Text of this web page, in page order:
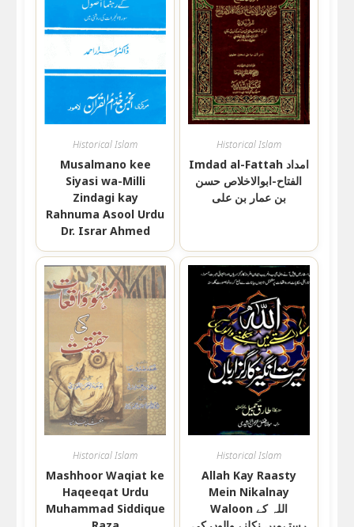
Historical Islam
Musalmano kee
Siyasi wa-Milli
Zindagi kay
Rahnuma Asool Urdu
Dr. Israr Ahmed
Historical Islam
Imdad al-Fattah امداد
الفتاح-ابوالاخلاص حسن
بن عمار بن علی
Historical Islam
Mashhoor Waqiat ke
Haqeeqat Urdu
Muhammad Siddique
Historical Islam
Allah Kay Raasty
Mein Nikalnay
Waloon اللہ کے